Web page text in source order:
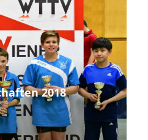
2018